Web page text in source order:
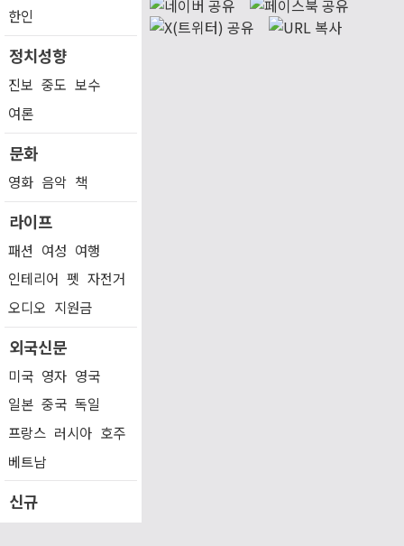
한인
정치성향
진보 중도 보수
여론
문화
영화 음악 책
라이프
패션 여성 여행
인테리어 펫 자전거
오디오 지원금
외국신문
미국 영자 영국
일본 중국 독일
프랑스 러시아 호주
베트남
신규